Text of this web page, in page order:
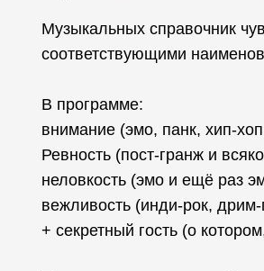
Музыкальных справочник
соответствующими
В программе:
внимание (эмо, панк, хип-
Ревность (пост-гранж и
неловкость (эмо и ещё раз
вежливость (инди-рок,
+ секретный гость (о